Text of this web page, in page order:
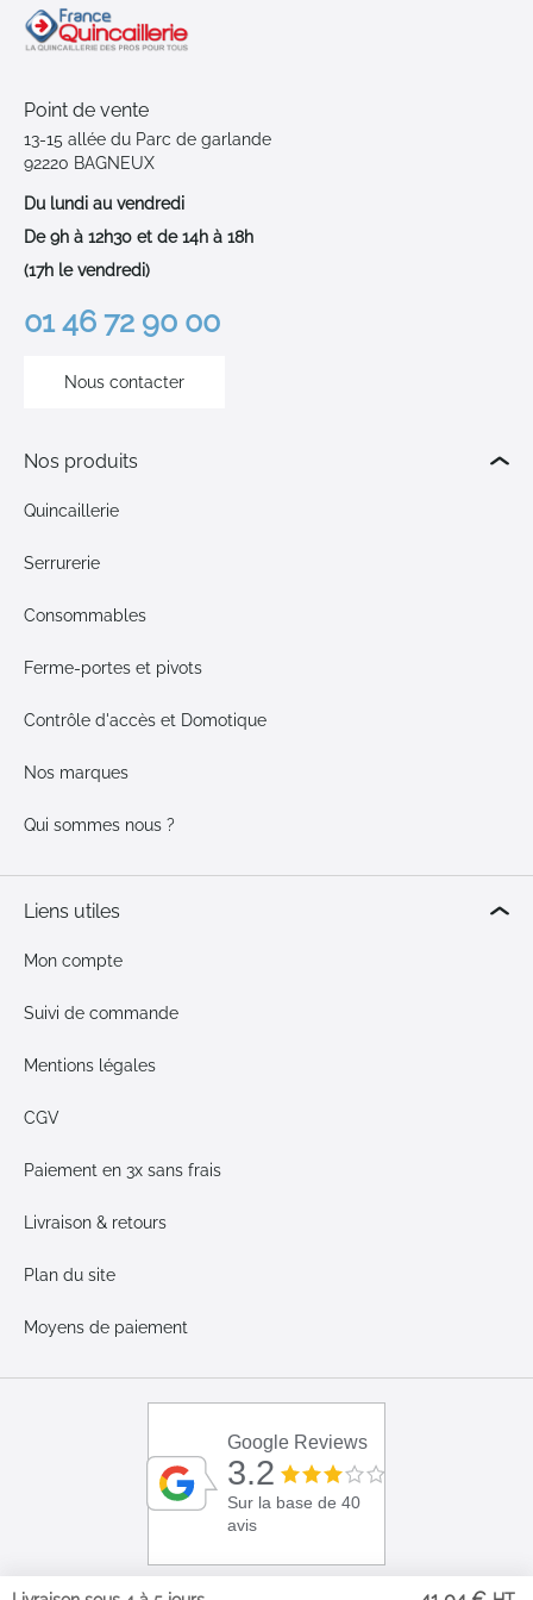
Point de vente
13-15 allée du Parc de garlande
92220 BAGNEUX
Du lundi au vendredi
De 9h à 12h30 et de 14h à 18h
(17h le vendredi)
01 46 72 90 00
Nous contacter
Nos produits
Quincaillerie
Serrurerie
Consommables
Ferme-portes et pivots
Contrôle d'accès et Domotique
Nos marques
Qui sommes nous ?
Liens utiles
Mon compte
Suivi de commande
Mentions légales
CGV
Paiement en 3x sans frais
Livraison & retours
Plan du site
Moyens de paiement
Google Reviews
3.2
Sur la base de 40
avis